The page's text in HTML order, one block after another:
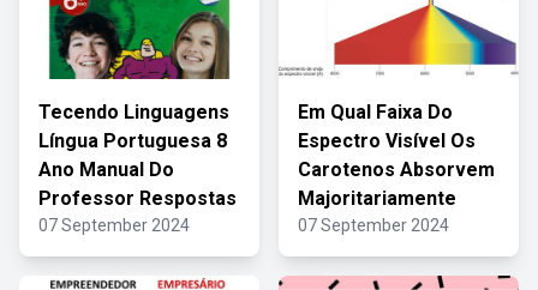
Tecendo Linguagens
Língua Portuguesa 8
Ano Manual Do
Professor Respostas
07 September 2024
Em Qual Faixa Do
Espectro Visível Os
Carotenos Absorvem
Majoritariamente
07 September 2024